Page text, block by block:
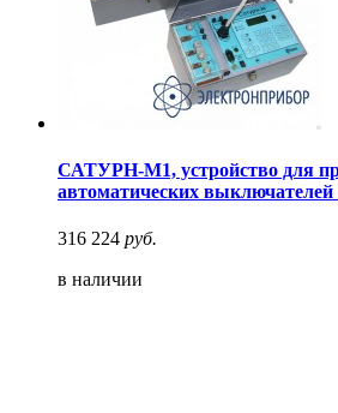
САТУРН-М1, устройство для
автоматических выключателей
316 224 руб.
в наличии